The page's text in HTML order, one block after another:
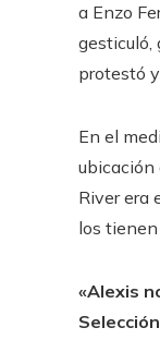
a Enzo
gesticuló,
protestó
En el
ubicación
River era
los
«Alexis